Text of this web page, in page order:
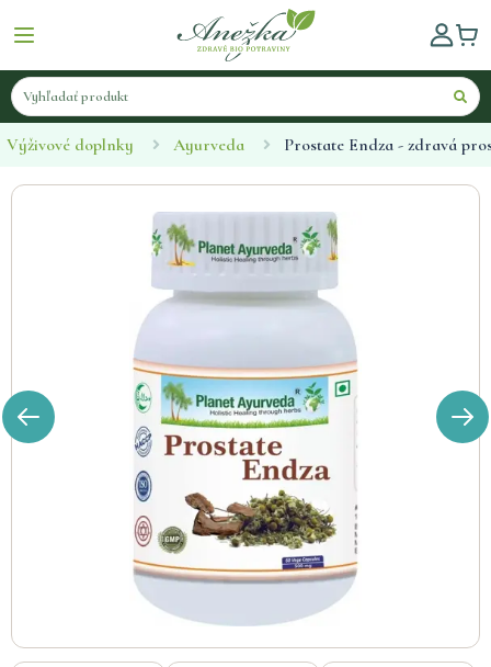
Výživové doplnky Ayurveda Prostate Endza - zdravá